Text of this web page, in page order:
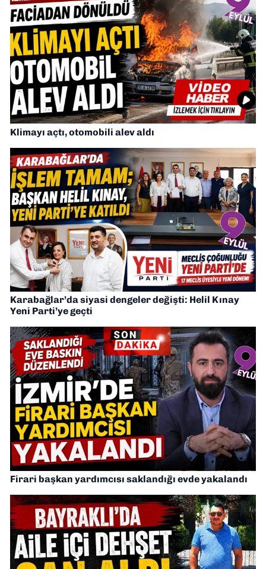
Klimayı açtı, otomobili alev aldı
Karabağlar’da siyasi dengeler değişti: Helil Kınay
Yeni Parti’ye geçti
Firari başkan yardımcısı saklandığı evde yakalandı